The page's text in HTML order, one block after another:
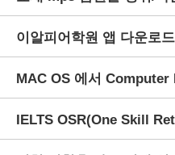
이알피어학원 앱 다운로
MAC OS 에서 Computer
Listening 음성이 들리지
IELTS OSR(One Skill